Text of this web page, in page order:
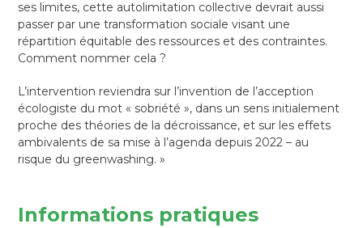
ses limites, cette autolimitation collective devrait aussi
passer par une transformation sociale visant une
répartition équitable des ressources et des contraintes.
Comment nommer cela ?
L’intervention reviendra sur l’invention de l’acception
écologiste du mot « sobriété », dans un sens initialement
proche des théories de la décroissance, et sur les effets
ambivalents de sa mise à l’agenda depuis 2022 – au
risque du greenwashing. »
Informations pratiques